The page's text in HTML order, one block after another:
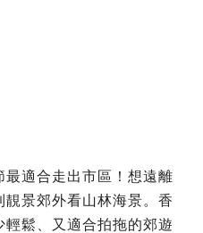
適合走出市區！想遠離
靚景郊外看山林海景。香
鬆、又適合拍拖的郊遊